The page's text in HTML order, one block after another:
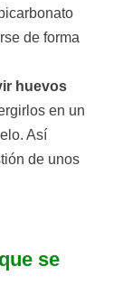
de forma
huevos
en un
Así
de unos
se